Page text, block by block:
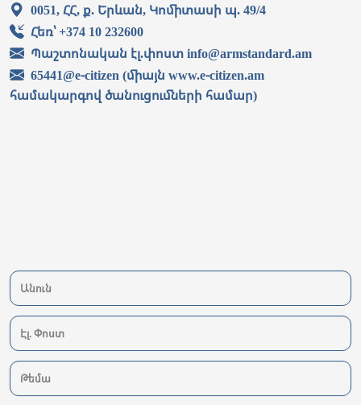
0051, ՀՀ, ք. Երևան, Կոմիտասի պ. 49/4
Հեռ՝ +374 10 232600
Պաշտոնական էլ.փոստ info@armstandard.am
65441@e-citizen (միայն www.e-citizen.am
համակարգով ծանուցումների համար)